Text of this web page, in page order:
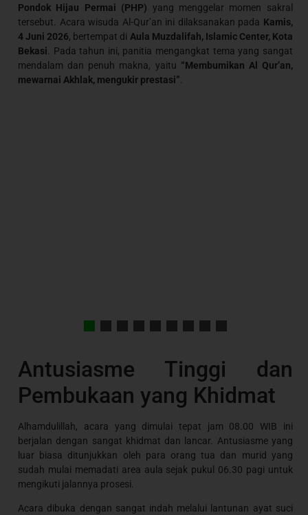
Pondok Hijau Permai (PHP) yang menggelar momen sakral
tersebut. Acara wisuda Al-Qur’an ini dilaksanakan pada Kamis,
4 Juni 2026, bertempat di Aula Muzdalifah, Islamic Center, Kota
Bekasi. Pada tahun ini, panitia mengangkat tema yang sangat
mendalam dan penuh makna, yaitu “Membumikan Al Qur’an,
mewarnai Akhlak, mengukir prestasi”.
Antusiasme Tinggi dan
Pembukaan yang Khidmat
Alhamdulillah, acara yang dimulai tepat jam 08.00 WIB ini
berjalan dengan sangat khidmat dan lancar. Antusiasme yang
luar biasa ditunjukkan oleh para orang tua dan murid yang
sudah mulai memadati area aula sejak pukul 06.30 pagi untuk
mengikuti jalannya prosesi.
Acara dibuka dengan sangat indah melalui lantunan ayat suci